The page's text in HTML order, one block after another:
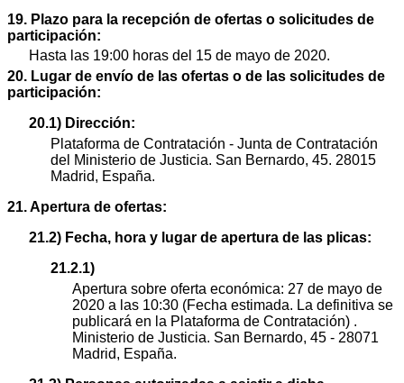
19. Plazo para la recepción de ofertas o solicitudes de
participación:
Hasta las 19:00 horas del 15 de mayo de 2020.
20. Lugar de envío de las ofertas o de las solicitudes de
participación:
20.1) Dirección:
Plataforma de Contratación - Junta de Contratación
del Ministerio de Justicia. San Bernardo, 45. 28015
Madrid, España.
21. Apertura de ofertas:
21.2) Fecha, hora y lugar de apertura de las plicas:
21.2.1)
Apertura sobre oferta económica: 27 de mayo de
2020 a las 10:30 (Fecha estimada. La definitiva se
publicará en la Plataforma de Contratación) .
Ministerio de Justicia. San Bernardo, 45 - 28071
Madrid, España.